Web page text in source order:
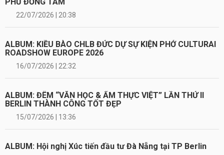
22/07/2026 | 20:38
ALBUM: KIỀU BÀO CHLB ĐỨC DỰ SỰ KIỆN PHỞ CULTURAI
ROADSHOW EUROPE 2026
16/07/2026 | 22:32
ALBUM: ĐÊM “VĂN HỌC & ẨM THỰC VIỆT” LẦN THỨ II
BERLIN THÀNH CÔNG TỐT ĐẸP
15/07/2026 | 13:36
ALBUM: Hội nghị Xúc tiến đầu tư Đà Nẵng tại TP Berlin